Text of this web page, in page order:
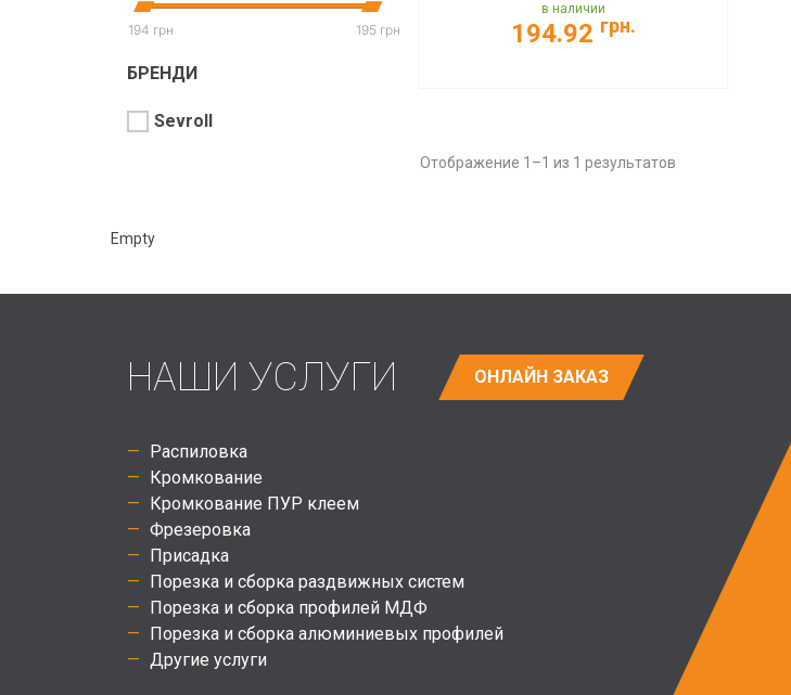
194 грн 195 грн
БРЕНДИ
Sevroll
в наличии
194.92 грн.
Отображение 1–1 из 1 результатов
Empty
НАШИ УСЛУГИ ОНЛАЙН ЗАКАЗ
Распиловка
Кромкование
Кромкование ПУР клеем
Фрезеровка
Присадка
Порезка и сборка раздвижных систем
Порезка и сборка профилей МДФ
Порезка и сборка алюминиевых профилей
Другие услуги